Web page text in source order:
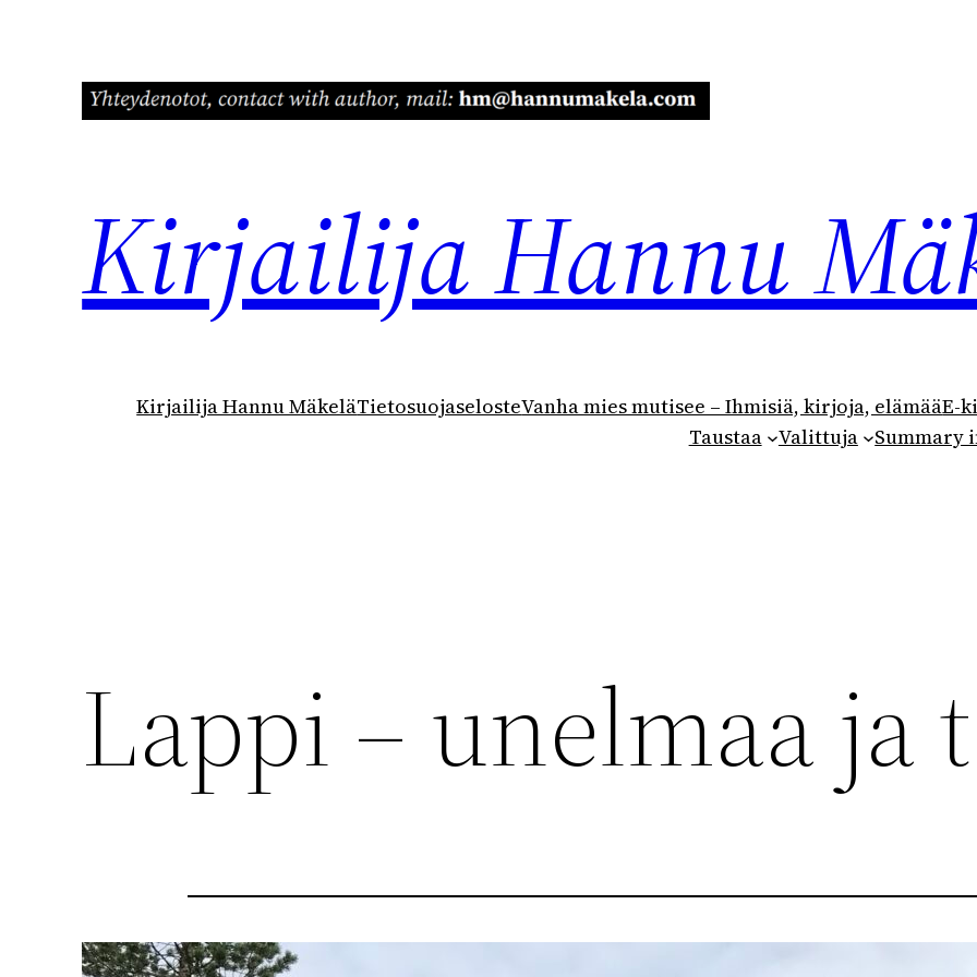
Kirjailija Hannu
Kirjailija Hannu MäkeläTietosuojaselosteVanha mies mutisee – Ihmisiä, kirjoja, elämääE-
Taustaa
Valittuja Summary
Lappi – unelmaa ja